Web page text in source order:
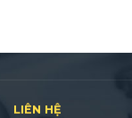
LIÊN HỆ